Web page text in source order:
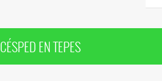
CÉSPED EN TEPES